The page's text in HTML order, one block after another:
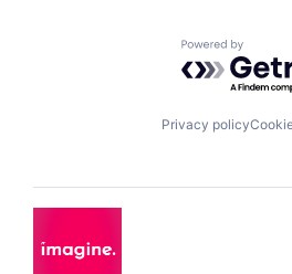
Powered by
Privacy policy